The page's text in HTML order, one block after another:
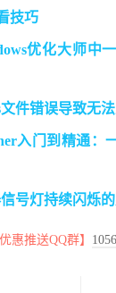
技巧
优化大师中
件错误导致无
入门到精通：
号灯持续闪烁
惠推送QQ群】